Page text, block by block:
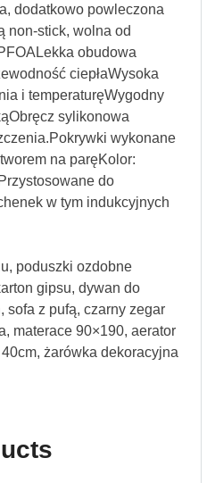
dodatkowo powleczona
non-stick, wolna od
obudowa
ciepłaWysoka
i temperaturęWygodny
sylikonowa
wykonane
na paręKolor:
do
w tym indukcyjnych
poduszki ozdobne
gipsu, dywan do
sofa z pufą, czarny zegar
materace 90×190, aerator
żarówka dekoracyjna